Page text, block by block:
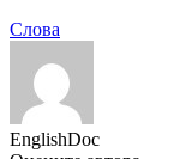
Слова
EnglishDoc